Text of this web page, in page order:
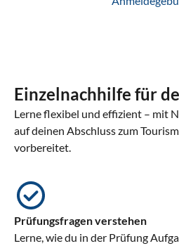
Einzelnachhilfe für
Lerne flexibel und effizient – mit
auf deinen Abschluss zum
vorbereitet.
Prüfungsfragen verstehen
Lerne, wie du in der Prüfung